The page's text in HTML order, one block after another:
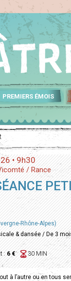
PREMIERS ÉMOIS
• 9h30
/ Rance
Rhône-Alpes)
& dansée / De 3
:6 € 30 MIN
à l’autre ou en tous